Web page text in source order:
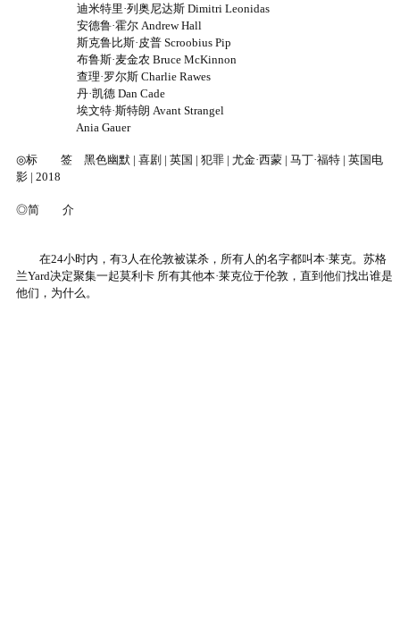
迪米特里·列奥尼达斯 Dimitri Leonidas
安德鲁·霍尔 Andrew Hall
斯克鲁比斯·皮普 Scroobius Pip
布鲁斯·麦金农 Bruce McKinnon
查理·罗尔斯 Charlie Rawes
丹·凯德 Dan Cade
埃文特·斯特朗 Avant Strangel
Ania Gauer
◎标 签 黑色幽默 | 喜剧 | 英国 | 犯罪 | 尤金·西蒙 | 马丁·福特 | 英国电
影 | 2018
◎简 介
在24小时内，有3人在伦敦被谋杀，所有人的名字都叫本·莱克。苏格
兰Yard决定聚集一起莫利卡 所有其他本·莱克位于伦敦，直到他们找出谁是
他们，为什么。